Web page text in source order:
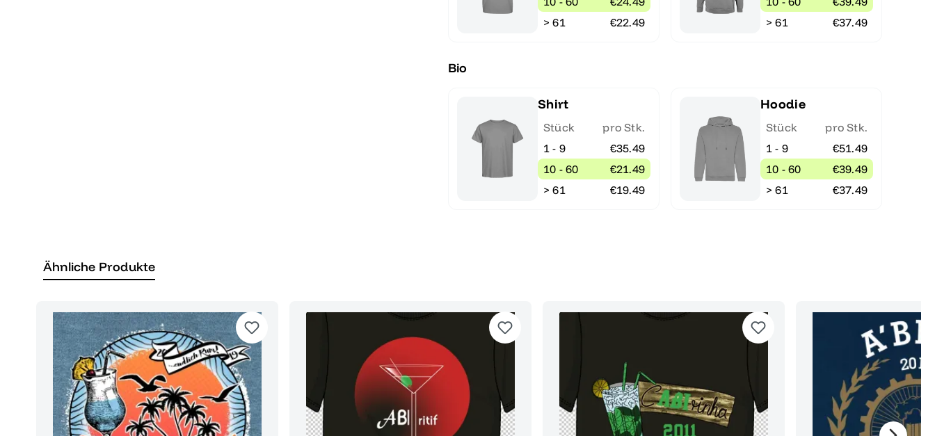
> 61
€22.49
> 61
€37.49
Bio
Shirt
Stück
pro Stk.
1 - 9
€35.49
10 - 60
€21.49
> 61
€19.49
Hoodie
Stück
pro Stk.
1 - 9
€51.49
10 - 60
€39.49
> 61
€37.49
Ähnliche Produkte